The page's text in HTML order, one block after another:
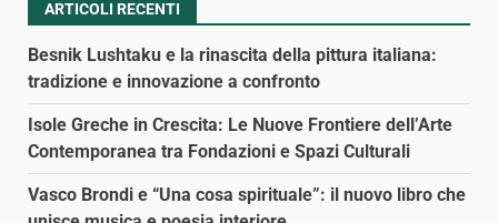
ARTICOLI RECENTI
Besnik Lushtaku e la rinascita della pittura italiana:
tradizione e innovazione a confronto
Isole Greche in Crescita: Le Nuove Frontiere dell’Arte
Contemporanea tra Fondazioni e Spazi Culturali
Vasco Brondi e “Una cosa spirituale”: il nuovo libro che